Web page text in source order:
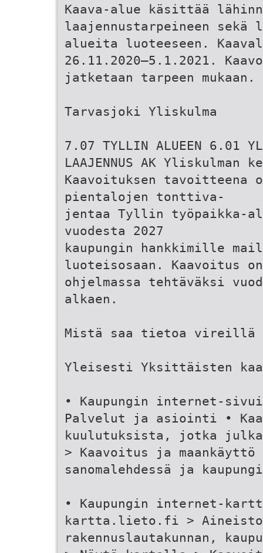
Kaava-alue käsittää
laajennustarpeineen sekä
alueita luoteeseen.
26.11.2020–5.1.2021.
jatketaan tarpeen mukaan.
Tarvasjoki Yliskulma
7.07 TYLLIN ALUEEN 6.01
LAAJENNUS AK
Kaavoituksen tavoitteena
pientalojen tonttiva-
jentaa Tyllin työpaikka-
vuodesta 2027
kaupungin hankkimille
luoteisosaan. Kaavoitus
ohjelmassa tehtäväksi
alkaen.
Mistä saa tietoa vireillä
Yleisesti Yksittäisten
• Kaupungin internet-
Palvelut ja asiointi •
kuulutuksista, jotka
> Kaavoitus ja maankäyttö
sanomalehdessä ja
• Kaupungin internet-
kartta.lieto.fi >
rakennuslautakunnan,